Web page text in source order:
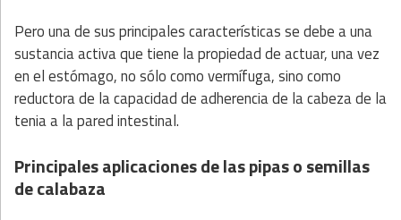
Pero una de sus principales características se debe a una
sustancia activa que tiene la propiedad de actuar, una vez
en el estómago, no sólo como vermífuga, sino como
reductora de la capacidad de adherencia de la cabeza de la
tenia a la pared intestinal.
Principales aplicaciones de las pipas o semillas
de calabaza